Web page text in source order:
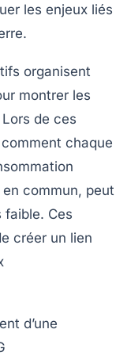
les enjeux liés
.
organisent
montrer les
de ces
chaque
commun, peut
faible. Ces
créer un lien
d’une